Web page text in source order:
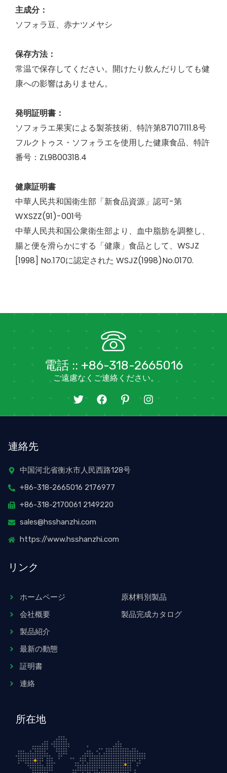
主成分：
ソフォラ豆、赤ナツメヤシ
保存方法：
常温で保存してください。開けたり飲んだりしても健
康への影響はありません。
発明証明書：
ソフォラエ果実による製茶技術、特許第87107111.8号
フルクトゥス・ソフォラエを使用した健康食品、特許
番号：ZL9800318.4
健康証明書
中華人民共和国衛生部「新食品資源」認可-第
WXSZZ(91)-001号
中華人民共和国公衆衛生部より、血中脂肪を調整し、
腸と便を滑らかにする「健康」食品として、WSJZ
[1998] No.170に認定された WSJZ(1998)No.0170.
電話 :: +86-318-2665016
ご遠慮なくご連絡ください。
ツ
ッ
フ
ェ
イ
ア
コ
タ
イ
ン
ス
連絡先
中国河北省衡水市人民西路128号
+86-318-2665016 2176977
+86-318-2170061 2149220
sales@hsshanzhi.com
https://www.hsshanzhi.com
リンク
ホームページ
会社概要
製品紹介
最新の動態
証明書
連絡
原材料別製品
製品完成カタログ
所在地